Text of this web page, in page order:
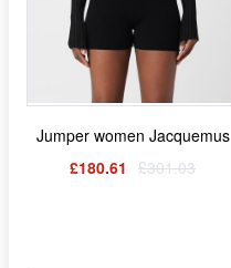
Jumper women Jacquemus
£180.61 £301.03